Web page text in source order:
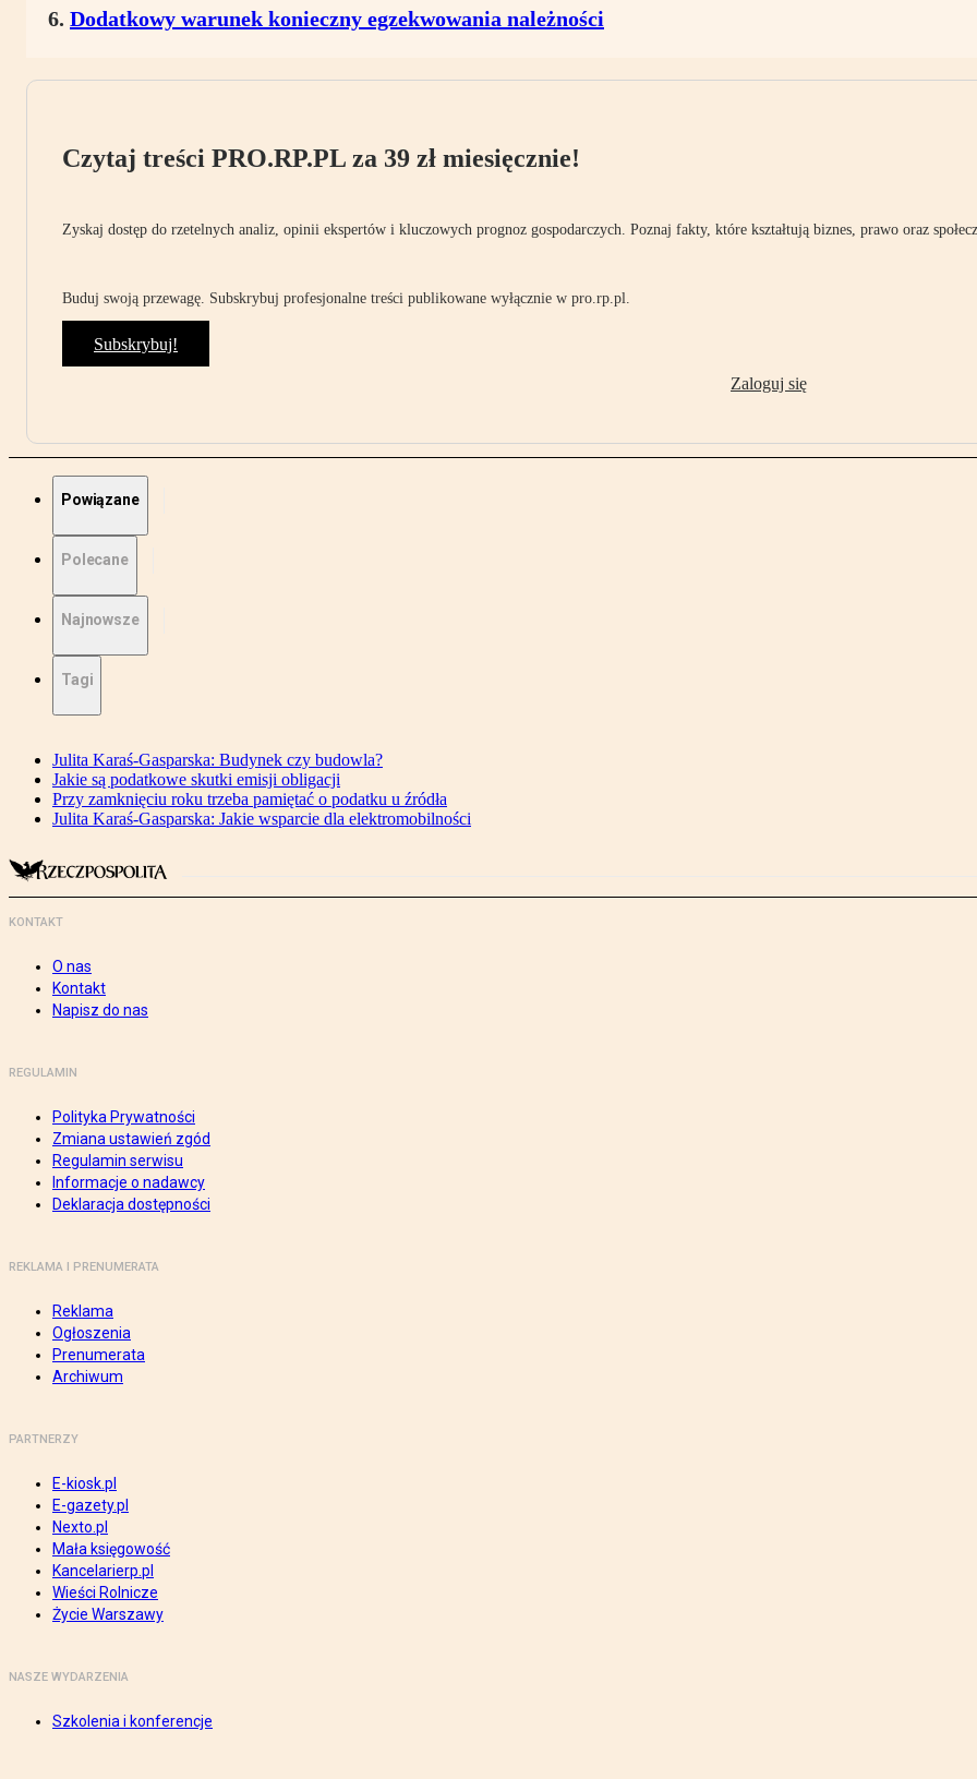
Dodatkowy warunek konieczny egzekwowania należności
Czytaj treści PRO.RP.PL za 39 zł miesięcznie!
Zyskaj dostęp do rzetelnych analiz, opinii ekspertów i kluczowych prognoz gospodarczych. Poznaj fakty, które kształtują biznes, prawo oraz
Buduj swoją przewagę. Subskrybuj profesjonalne treści publikowane wyłącznie w pro.rp.pl.
Subskrybuj!
Zaloguj się
Powiązane
Polecane
Najnowsze
Tagi
Julita Karaś-Gasparska: Budynek czy budowla?
Jakie są podatkowe skutki emisji obligacji
Przy zamknięciu roku trzeba pamiętać o podatku u źródła
Julita Karaś-Gasparska: Jakie wsparcie dla elektromobilności
KONTAKT
O nas
Kontakt
Napisz do nas
REGULAMIN
Polityka Prywatności
Zmiana ustawień zgód
Regulamin serwisu
Informacje o nadawcy
Deklaracja dostępności
REKLAMA I PRENUMERATA
Reklama
Ogłoszenia
Prenumerata
Archiwum
PARTNERZY
E-kiosk.pl
E-gazety.pl
Nexto.pl
Mała księgowość
Kancelarierp.pl
Wieści Rolnicze
Życie Warszawy
NASZE WYDARZENIA
Szkolenia i konferencje